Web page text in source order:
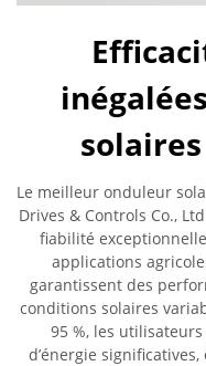
Le meilleur onduleur
Drives & Controls Co.,
fiabilité
applications
garantissent des
conditions solaires
95 %, les
d’énergie